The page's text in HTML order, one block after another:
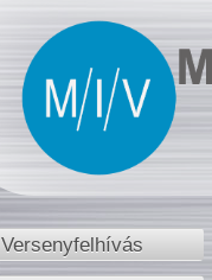
Versenyfelhívás